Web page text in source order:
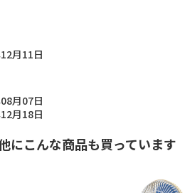
月11日
月07日
月18日
にこんな商品も買っています